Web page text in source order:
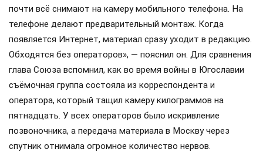
почти всё снимают на камеру мобильного телефона. На
телефоне делают предварительный монтаж. Когда
появляется Интернет, материал сразу уходит в редакцию.
Обходятся без операторов», — пояснил он. Для сравнения
глава Союза вспомнил, как во время войны в Югославии
съёмочная группа состояла из корреспондента и
оператора, который тащил камеру килограммов на
пятнадцать. У всех операторов было искривление
позвоночника, а передача материала в Москву через
спутник отнимала огромное количество нервов.